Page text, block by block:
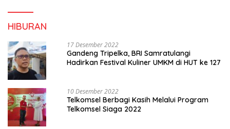
HIBURAN
17 Desember 2022
Gandeng Tripelka, BRI Samratulangi
Hadirkan Festival Kuliner UMKM di HUT ke 127
10 Desember 2022
Telkomsel Berbagi Kasih Melalui Program
Telkomsel Siaga 2022